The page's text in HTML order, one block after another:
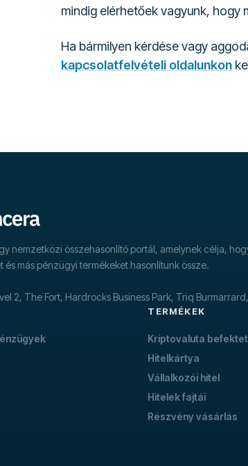
mindig elérhetőek vagyunk, hogy
Ha bármilyen kérdése vagy
kapcsolatfelvételi oldalunkon
nemzetközi összehasonlító portál, amelynek célja,
és más pénzügyi termékeket hasonlítunk össze.
2, The Fort, Hardrocks Business Park, Triq
TERMÉKEK
Kriptovaluta
Hitelkártya
Vállalkozói hitel
Hitelek fajtái
Részvény vásárlás